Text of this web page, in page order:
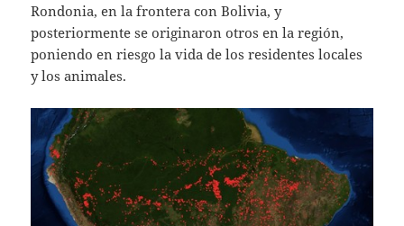
Rondonia, en la frontera con Bolivia, y
posteriormente se originaron otros en la región,
poniendo en riesgo la vida de los residentes locales
y los animales.